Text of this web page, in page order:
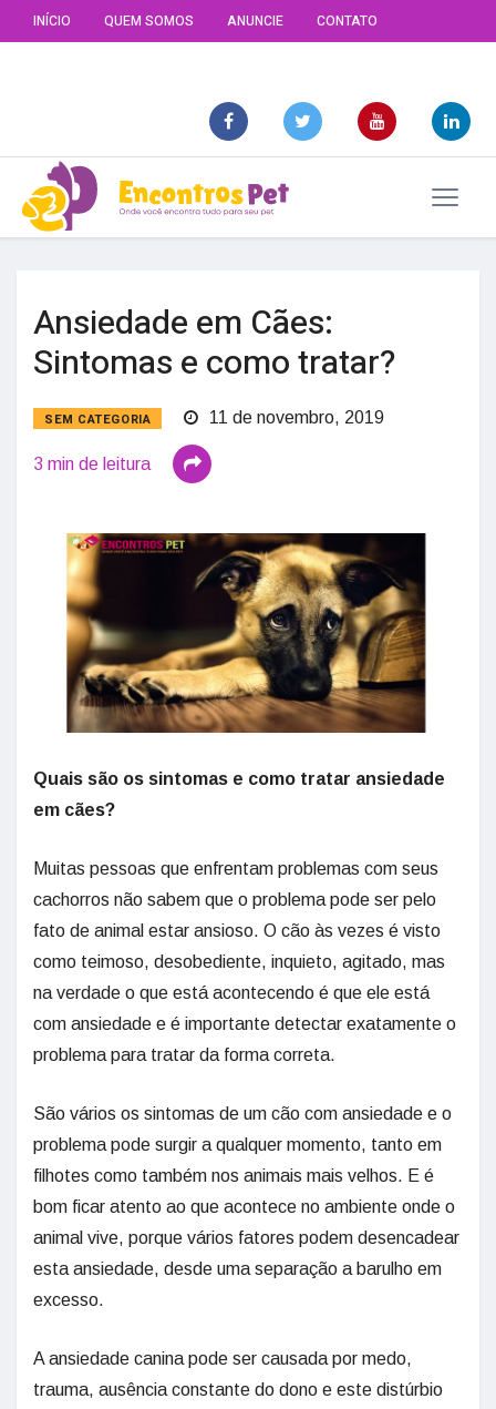
INÍCIO QUEM SOMOS ANUNCIE CONTATO
Ansiedade em Cães:
Sintomas e como tratar?
SEM CATEGORIA 11 de novembro, 2019
3 min de leitura
Quais são os sintomas e como tratar ansiedade
em cães?
Muitas pessoas que enfrentam problemas com seus
cachorros não sabem que o problema pode ser pelo
fato de animal estar ansioso. O cão às vezes é visto
como teimoso, desobediente, inquieto, agitado, mas
na verdade o que está acontecendo é que ele está
com ansiedade e é importante detectar exatamente o
problema para tratar da forma correta.
São vários os sintomas de um cão com ansiedade e o
problema pode surgir a qualquer momento, tanto em
filhotes como também nos animais mais velhos. E é
bom ficar atento ao que acontece no ambiente onde o
animal vive, porque vários fatores podem desencadear
esta ansiedade, desde uma separação a barulho em
excesso.
A ansiedade canina pode ser causada por medo,
trauma, ausência constante do dono e este distúrbio